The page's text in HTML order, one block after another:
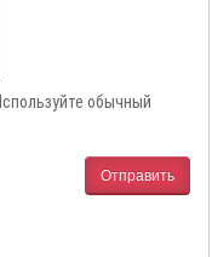
обычный
Отправить